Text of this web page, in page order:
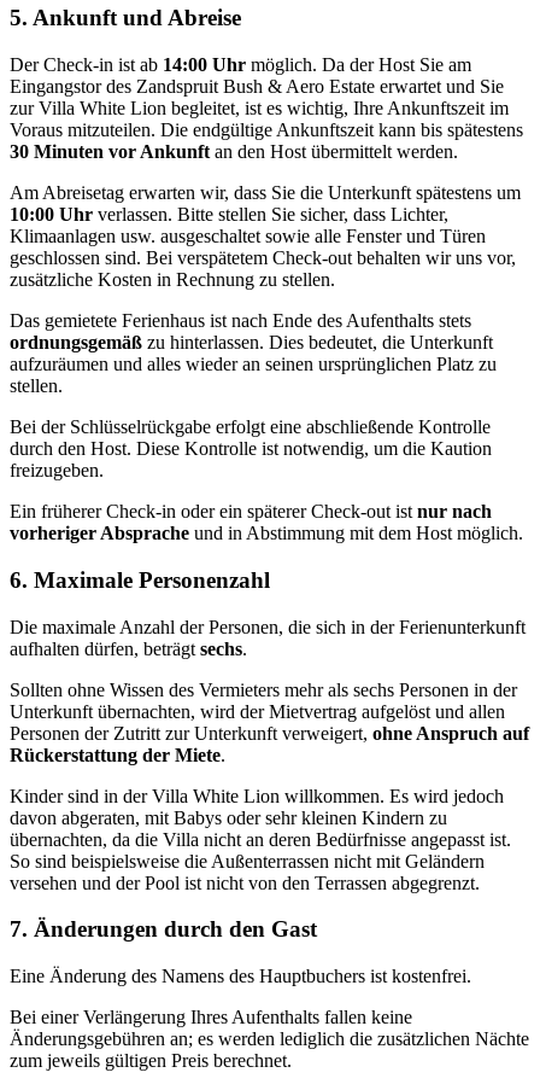
5. Ankunft und Abreise
Der Check‑in ist ab 14:00 Uhr möglich. Da der Host Sie am
Eingangstor des Zandspruit Bush & Aero Estate erwartet und Sie
zur Villa White Lion begleitet, ist es wichtig, Ihre Ankunftszeit im
Voraus mitzuteilen. Die endgültige Ankunftszeit kann bis spätestens
30 Minuten vor Ankunft an den Host übermittelt werden.
Am Abreisetag erwarten wir, dass Sie die Unterkunft spätestens um
10:00 Uhr verlassen. Bitte stellen Sie sicher, dass Lichter,
Klimaanlagen usw. ausgeschaltet sowie alle Fenster und Türen
geschlossen sind. Bei verspätetem Check‑out behalten wir uns vor,
zusätzliche Kosten in Rechnung zu stellen.
Das gemietete Ferienhaus ist nach Ende des Aufenthalts stets
ordnungsgemäß zu hinterlassen. Dies bedeutet, die Unterkunft
aufzuräumen und alles wieder an seinen ursprünglichen Platz zu
stellen.
Bei der Schlüsselrückgabe erfolgt eine abschließende Kontrolle
durch den Host. Diese Kontrolle ist notwendig, um die Kaution
freizugeben.
Ein früherer Check‑in oder ein späterer Check‑out ist nur nach
vorheriger Absprache und in Abstimmung mit dem Host möglich.
6. Maximale Personenzahl
Die maximale Anzahl der Personen, die sich in der Ferienunterkunft
aufhalten dürfen, beträgt sechs.
Sollten ohne Wissen des Vermieters mehr als sechs Personen in der
Unterkunft übernachten, wird der Mietvertrag aufgelöst und allen
Personen der Zutritt zur Unterkunft verweigert, ohne Anspruch auf
Rückerstattung der Miete.
Kinder sind in der Villa White Lion willkommen. Es wird jedoch
davon abgeraten, mit Babys oder sehr kleinen Kindern zu
übernachten, da die Villa nicht an deren Bedürfnisse angepasst ist.
So sind beispielsweise die Außenterrassen nicht mit Geländern
versehen und der Pool ist nicht von den Terrassen abgegrenzt.
7. Änderungen durch den Gast
Eine Änderung des Namens des Hauptbuchers ist kostenfrei.
Bei einer Verlängerung Ihres Aufenthalts fallen keine
Änderungsgebühren an; es werden lediglich die zusätzlichen Nächte
zum jeweils gültigen Preis berechnet.